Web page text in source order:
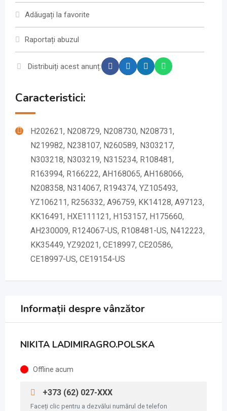
Adăugați la favorite
Raportați abuzul
Distribuiți acest anunț:
Caracteristici:
H202621, N208729, N208730, N208731,
N219982, N238107, N260589, N303217,
N303218, N303219, N315234, R108481,
R163994, R166222, AH168065, AH168066,
N208358, N314067, R194374, YZ105493,
YZ106211, R256332, A96759, KK14128, A97123,
KK16491, HXE111121, H153157, H175660,
AH230009, R124067-US, R108481-US, N412223,
KK35449, YZ92021, CE18997, CE20586,
CE18997-US, CE19154-US
Informații despre vânzător
NIKITA LADIMIRAGRO.POLSKA
Offline acum
+373 (62) 027-XXX
Faceți clic pentru a dezvălui numărul de telefon